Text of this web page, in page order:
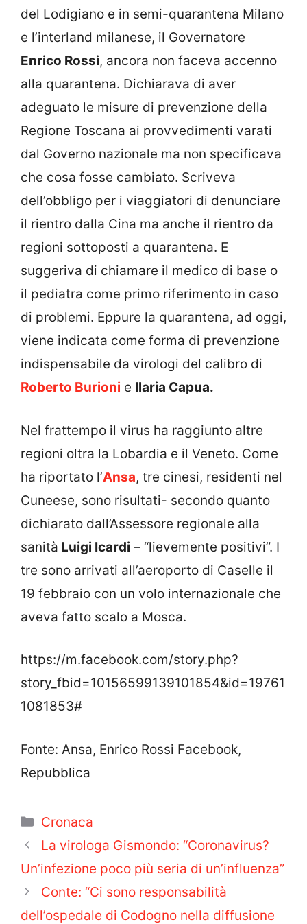
del Lodigiano e in semi-quarantena Milano
e l’interland milanese, il Governatore
Enrico Rossi, ancora non faceva accenno
alla quarantena. Dichiarava di aver
adeguato le misure di prevenzione della
Regione Toscana ai provvedimenti varati
dal Governo nazionale ma non specificava
che cosa fosse cambiato. Scriveva
dell’obbligo per i viaggiatori di denunciare
il rientro dalla Cina ma anche il rientro da
regioni sottoposti a quarantena. E
suggeriva di chiamare il medico di base o
il pediatra come primo riferimento in caso
di problemi. Eppure la quarantena, ad oggi,
viene indicata come forma di prevenzione
indispensabile da virologi del calibro di
Roberto Burioni e Ilaria Capua.
Nel frattempo il virus ha raggiunto altre
regioni oltra la Lobardia e il Veneto. Come
ha riportato l’Ansa, tre cinesi, residenti nel
Cuneese, sono risultati- secondo quanto
dichiarato dall’Assessore regionale alla
sanità Luigi Icardi – “lievemente positivi”. I
tre sono arrivati all’aeroporto di Caselle il
19 febbraio con un volo internazionale che
aveva fatto scalo a Mosca.
https://m.facebook.com/story.php?
story_fbid=10156599139101854&id=19761
1081853#
Fonte: Ansa, Enrico Rossi Facebook,
Repubblica
Categorie
Cronaca
La virologa Gismondo: “Coronavirus?
Un’infezione poco più seria di un’influenza”
Conte: “Ci sono responsabilità
dell’ospedale di Codogno nella diffusione